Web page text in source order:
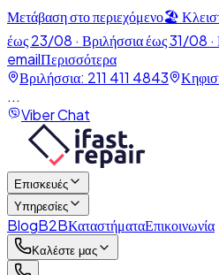
Μετάβαση στο περιεχόμενο🏖️
έως 23/08 · Βριλήσσια έως 31/08
emailΠερισσότερα
Βριλήσσια: 211 411 4843
...
Viber Chat
Επισκευές
Υπηρεσίες
BlogB2BΚαταστήματαΕπικοινωνία
Καλέστε μας